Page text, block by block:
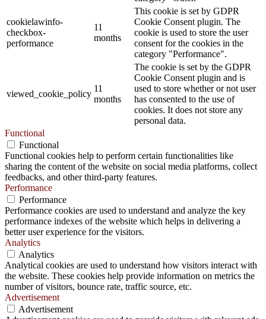
cookielawinfo-
checkbox-
performance
11
months
This cookie is set by GDPR
Cookie Consent plugin. The
cookie is used to store the user
consent for the cookies in the
category "Performance".
viewed_cookie_policy
11
months
The cookie is set by the GDPR
Cookie Consent plugin and is
used to store whether or not user
has consented to the use of
cookies. It does not store any
personal data.
Functional
Functional
Functional cookies help to perform certain functionalities like
sharing the content of the website on social media platforms, collect
feedbacks, and other third-party features.
Performance
Performance
Performance cookies are used to understand and analyze the key
performance indexes of the website which helps in delivering a
better user experience for the visitors.
Analytics
Analytics
Analytical cookies are used to understand how visitors interact with
the website. These cookies help provide information on metrics the
number of visitors, bounce rate, traffic source, etc.
Advertisement
Advertisement